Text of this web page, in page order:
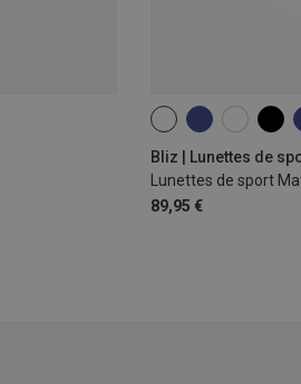
Lunettes de sport
89,95 €
ONE SIZE